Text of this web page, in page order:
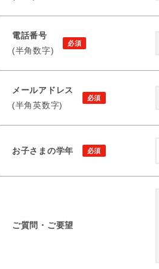
電話番号
(半角数字)
メールアドレス
(半角英数字)
お子さまの学年
ご質問・ご要望